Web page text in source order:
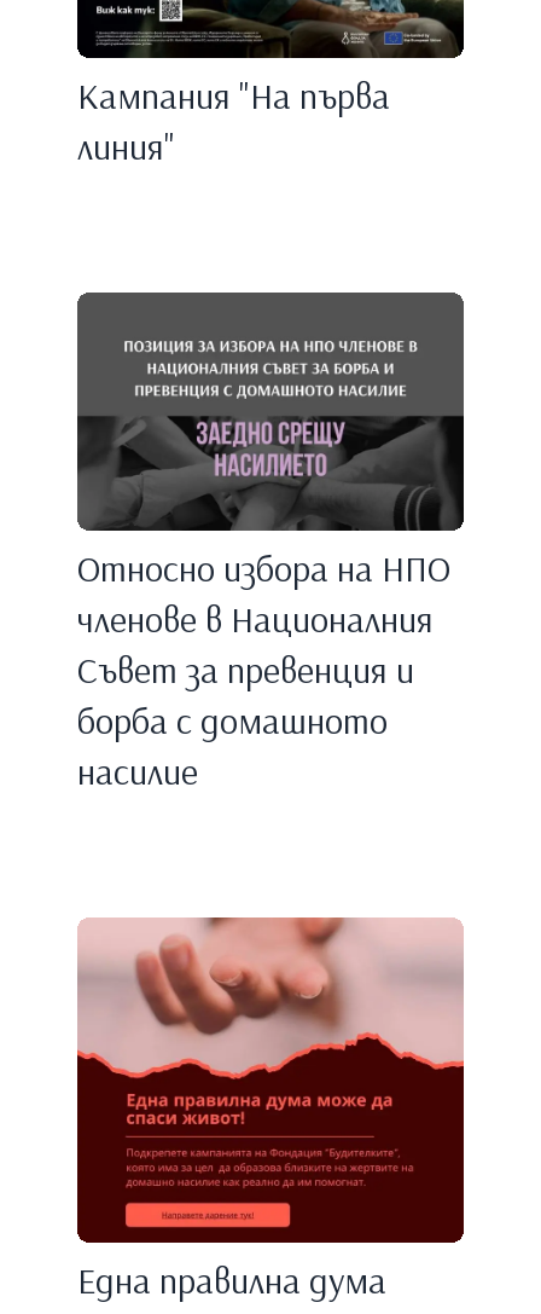
Кампания "На първа
линия"
Относно избора на НПО
членове в Националния
Съвет за превенция и
борба с домашното
насилие
Една правилнa дума